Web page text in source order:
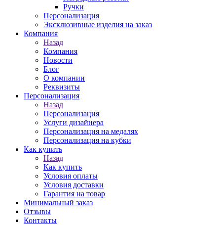
Ручки
Персонализация
Эксклюзивные изделия на заказ
Компания
Назад
Компания
Новости
Блог
О компании
Реквизиты
Персонализация
Назад
Персонализация
Услуги дизайнера
Персонализация на медалях
Персонализация на кубки
Как купить
Назад
Как купить
Условия оплаты
Условия доставки
Гарантия на товар
Минимальный заказ
Отзывы
Контакты